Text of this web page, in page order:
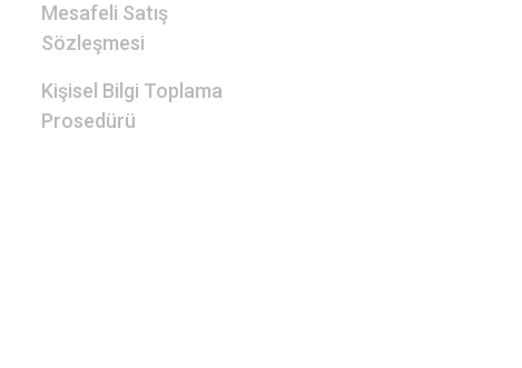
Mesafeli Satış
Sözleşmesi
Kişisel Bilgi Toplama
Prosedürü